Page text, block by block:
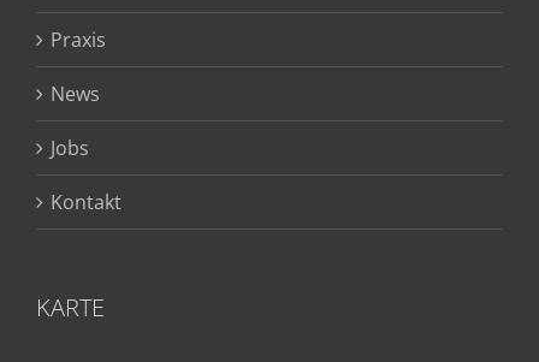
Praxis
News
Jobs
Kontakt
KARTE